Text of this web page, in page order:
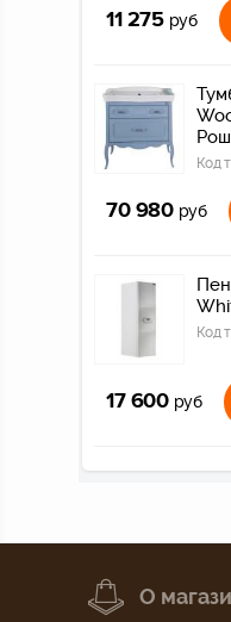
11 275 руб
Код
70 980 руб
Код
17 600 руб
О